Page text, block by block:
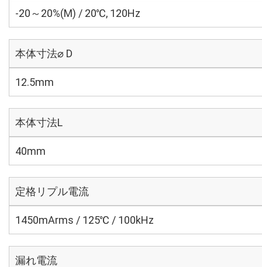
-20～20%(M) / 20℃, 120Hz
本体寸法⌀ D
12.5mm
本体寸法L
40mm
定格リプル電流
1450mArms / 125℃ / 100kHz
漏れ電流